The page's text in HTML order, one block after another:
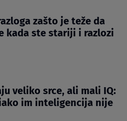
zašto je teže da
kada ste stariji i razlozi
veliko srce, ali mali IQ:
im inteligencija nije